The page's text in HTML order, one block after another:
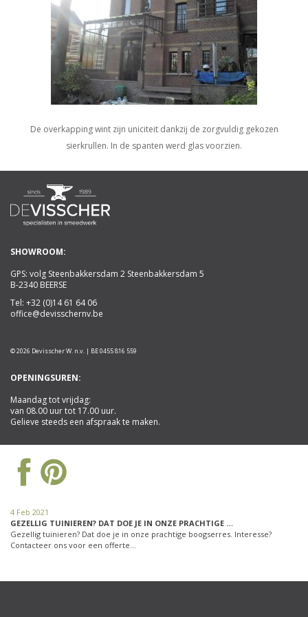
De overkapping wint zijn uniciteit dankzij de zorgvuldig gekozen
sierkrullen. In de spanten werd glas voorzien.
SHOWROOM:
GPS: volg Steenbakkersdam 2 Steenbakkersdam 5
B-2340 BEERSE
Tel: +32 (0)14 61 64 06
office@devisschernv.be
© 2026 Devisscher W. n.v. | BE 0455 816 559
OPENINGSUREN:
Maandag tot vrijdag:
van 08.00 uur tot 17.00 uur.
Gelieve steeds een afspraak te maken.
4 Feb 2021
GEZELLIG TUINIEREN? DAT DOE JE IN ONZE PRACHTIGE …
Gezellig tuinieren? Dat doe je in onze prachtige boogserres. Interesse?
Contacteer ons voor een offerte…